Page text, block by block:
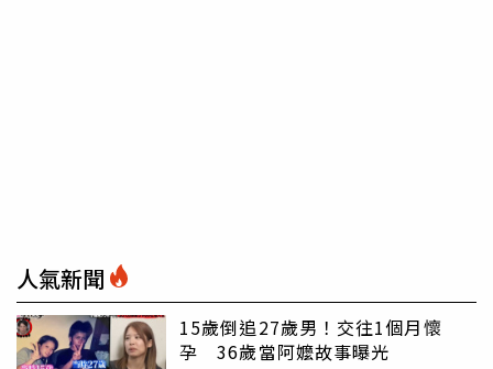
人氣新聞
15歲倒追27歲男！交往1個月懷
孕 36歲當阿嬤故事曝光